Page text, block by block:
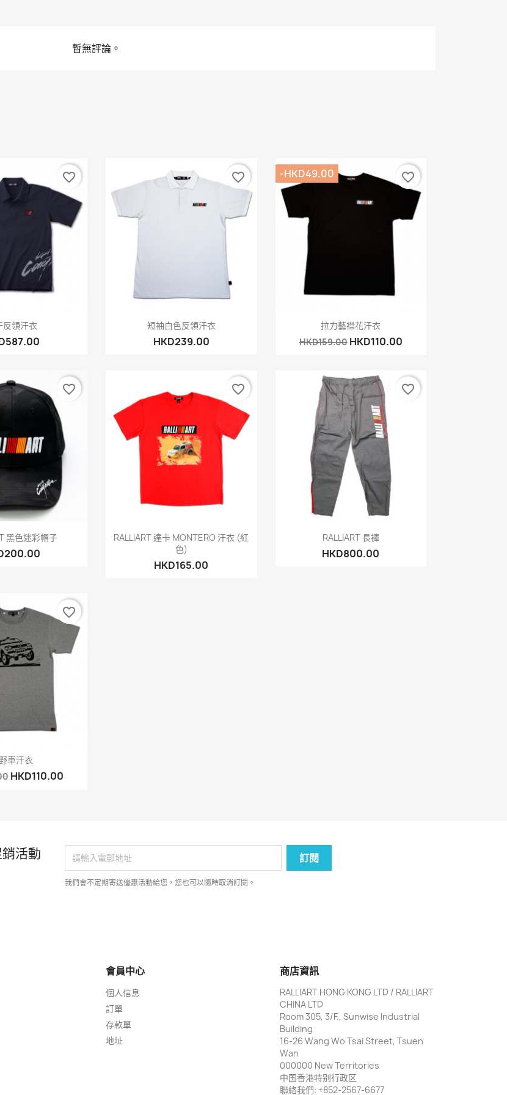
暫無評論。
速查看
反領汗衣
favorite_border
快速查看
短袖白色反領汗衣
HKD239.00
favorite_border
快速查看
拉力藝襟花汗衣
HKD159.00 HKD110.00
-HKD49.00 favorite_border
速查看
黑色迷彩帽子
favorite_border
快速查看
RALLIART 達卡 MONTERO 汗衣 (紅
色)
HKD165.00
favorite_border
 快速查看
RALLIART 長褲
HKD800.00
favorite_border
速查看
車汗衣
HKD110.00
favorite_border
活動
我們會不定期寄送優惠活動給您，您也可以隨時取消訂閱。
會員中心
個人信息
訂單
存款單
地址
商店資訊
RALLIART HONG KONG LTD / RALLIART
CHINA LTD
Room 305, 3/F., Sunwise Industrial
Building
16-26 Wang Wo Tsai Street, Tsuen
Wan
000000 New Territories
中国香港特别行政区
聯絡我們: +852-2567-6677